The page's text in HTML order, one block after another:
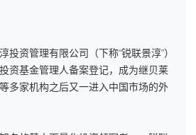
资管理有限公司（下称“锐联景淳”）
资基金管理人备案登记，成为继贝莱
多家机构之后又一进入中国市场的外